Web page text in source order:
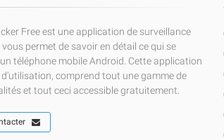
Free est une application de surveillance
permet de savoir en détail ce qui se
téléphone mobile Android. Cette application
comprend tout une gamme de
et tout ceci accessible gratuitement.